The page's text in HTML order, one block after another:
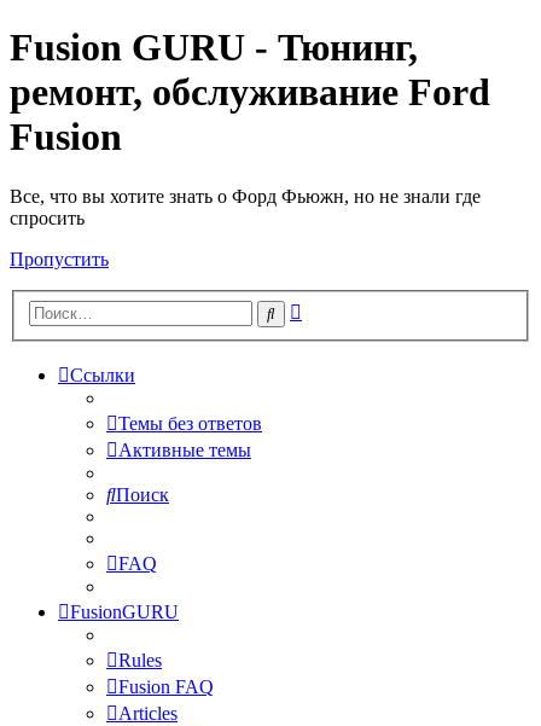
Fusion GURU - Тюнинг,
ремонт, обслуживание Ford
Fusion
Все, что вы хотите знать о Форд Фьюжн, но не знали где
спросить
Пропустить
Поиск
Ссылки
Темы без ответов
Активные темы
Поиск
FAQ
FusionGURU
Rules
Fusion FAQ
Articles